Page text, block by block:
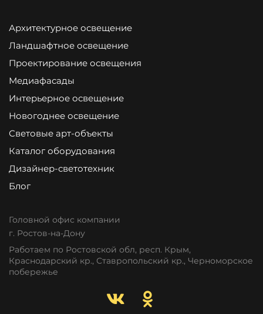
Архитектурное освещение
Ландшафтное освещение
Проектирование освещения
Медиафасады
Интерьерное освещение
Новогоднее освещение
Световые арт-объекты
Каталог оборудования
Дизайнер-светотехник
Блог
Головной офис компании
г. Ростов-на-Дону
Работаем по Ростовской обл, респ. Крым,
Краснодарский кр., Ставропольский кр., Черноморское
побережье